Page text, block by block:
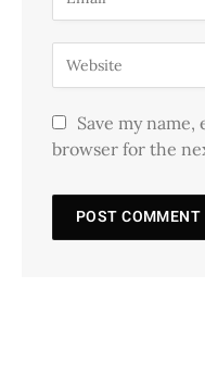
Save my
browser for the